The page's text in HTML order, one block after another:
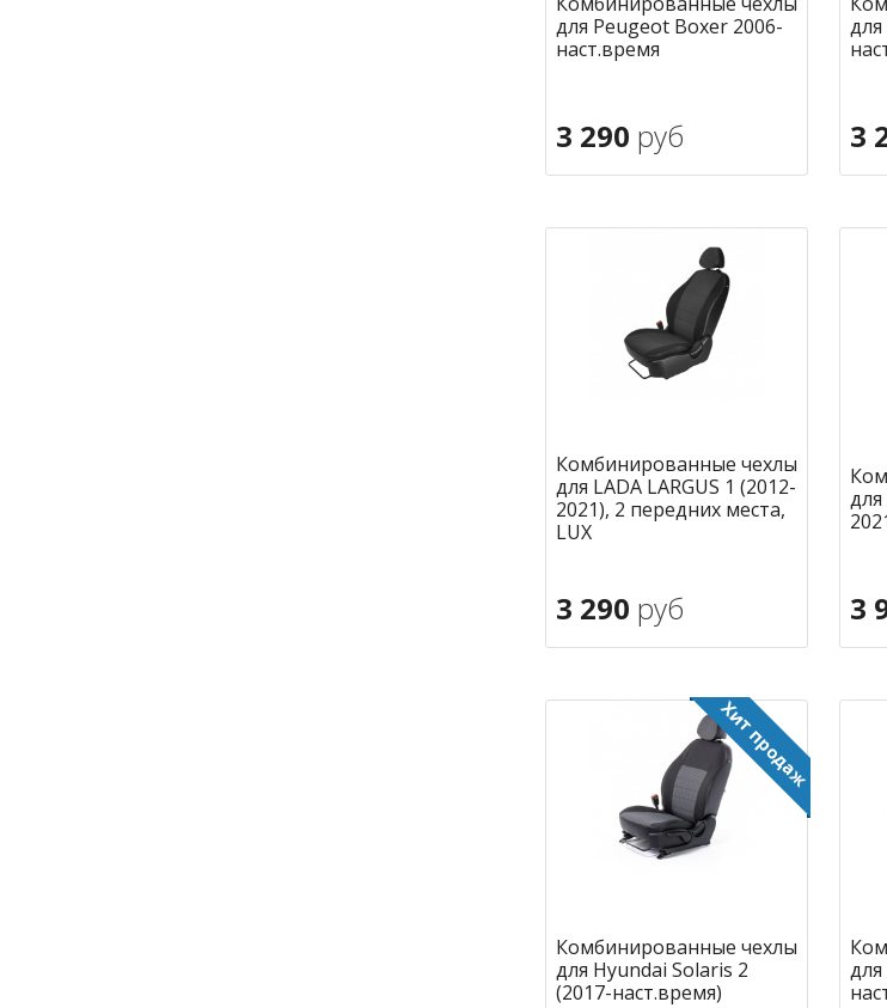
для Peugeot Boxer 2006-
наст.время
3 290 руб 3
Комбинированные чехлы
для LADA LARGUS 1 (2012-
2021), 2 передних места,
LUX
3 290 руб
В корзину
3
В
Комбинированные чехлы
для Hyundai Solaris 2
(2017-наст.время)